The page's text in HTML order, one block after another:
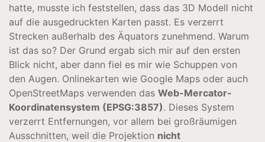
hatte, musste ich feststellen, dass das 3D Modell nicht
auf die ausgedruckten Karten passt. Es verzerrt
Strecken außerhalb des Äquators zunehmend. Warum
ist das so? Der Grund ergab sich mir auf den ersten
Blick nicht, aber dann fiel es mir wie Schuppen von
den Augen. Onlinekarten wie Google Maps oder auch
OpenStreetMaps verwenden das Web-Mercator-
Koordinatensystem (EPSG:3857). Dieses System
verzerrt Entfernungen, vor allem bei großräumigen
Ausschnitten, weil die Projektion nicht